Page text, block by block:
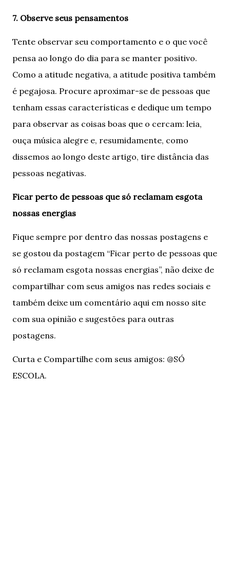
7. Observe seus pensamentos
Tente observar seu comportamento e o que você
pensa ao longo do dia para se manter positivo.
Como a atitude negativa, a atitude positiva também
é pegajosa. Procure aproximar-se de pessoas que
tenham essas características e dedique um tempo
para observar as coisas boas que o cercam: leia,
ouça música alegre e, resumidamente, como
dissemos ao longo deste artigo, tire distância das
pessoas negativas.
Ficar perto de pessoas que só reclamam esgota
nossas energias
Fique sempre por dentro das nossas postagens e
se gostou da postagem “Ficar perto de pessoas que
só reclamam esgota nossas energias”, não deixe de
compartilhar com seus amigos nas redes sociais e
também deixe um comentário aqui em nosso site
com sua opinião e sugestões para outras
postagens.
Curta e Compartilhe com seus amigos: @SÓ
ESCOLA.